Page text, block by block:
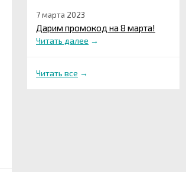
7 марта 2023
Дарим промокод на 8 марта!
Читать далее →
Читать все →